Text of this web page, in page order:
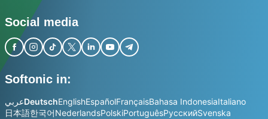
Social media
Softonic in:
عربيDeutschEnglishEspañolFrançaisBahasa IndonesiaItaliano
日本語한국어NederlandsPolskiPortuguêsРусскийSvenska